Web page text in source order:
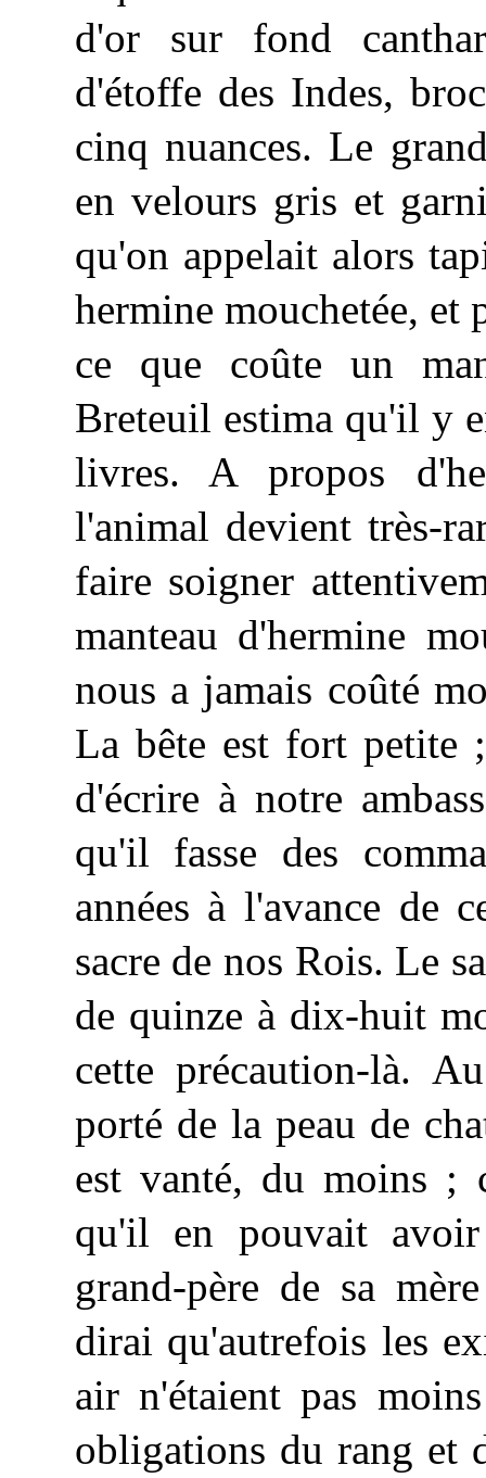
d'or sur fond
d'étoffe des Indes,
cinq nuances. Le
en velours gris et
qu'on appelait alors
hermine mouchetée, et
ce que coûte un
Breteuil estima qu'il y
livres. A propos
l'animal devient très-
faire soigner
manteau d'hermine
nous a jamais coûté
La bête est fort petite
d'écrire à notre
qu'il fasse des
années à l'avance de
sacre de nos Rois. Le
de quinze à dix-huit
cette précaution-là.
porté de la peau de
est vanté, du moins ;
qu'il en pouvait
grand-père de sa
dirai qu'autrefois les
air n'étaient pas
obligations du rang et